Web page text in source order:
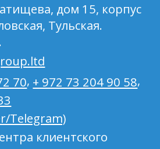
дом 15, корпус
Тульская.
70, + 972 73 204 90 58,
Telegram)
клиентского